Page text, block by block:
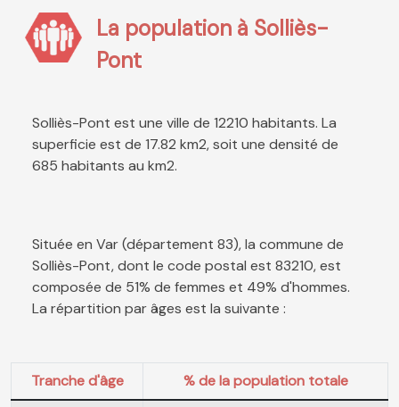
La population à Solliès-
Pont
Solliès-Pont est une ville de 12210 habitants. La
superficie est de 17.82 km2, soit une densité de
685 habitants au km2.
Située en Var (département 83), la commune de
Solliès-Pont, dont le code postal est 83210, est
composée de 51% de femmes et 49% d'hommes.
La répartition par âges est la suivante :
Tranche d'âge
% de la population totale